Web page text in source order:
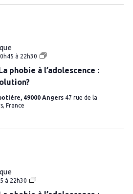
phobie à l’adolescence :
à 22h30
Atelier
:
à
l’adolescence
49000 Angers 47 rue de la
France
à 22h30
Atelier